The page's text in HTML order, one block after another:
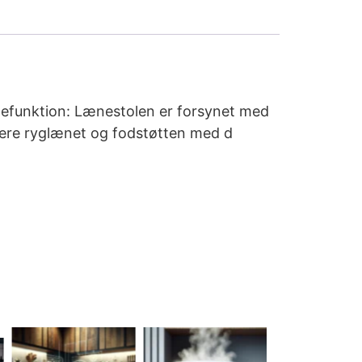
Lænestolen er forsynet med
ryglænet og fodstøtten med d